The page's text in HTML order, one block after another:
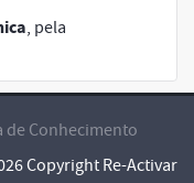
, pela
de Conhecimento
Copyright Re-Activar